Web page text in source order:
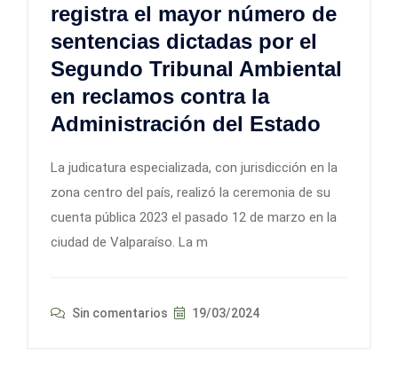
registra el mayor número de
sentencias dictadas por el
Segundo Tribunal Ambiental
en reclamos contra la
Administración del Estado
La judicatura especializada, con jurisdicción en la
zona centro del país, realizó la ceremonia de su
cuenta pública 2023 el pasado 12 de marzo en la
ciudad de Valparaíso. La m
Sin comentarios 19/03/2024